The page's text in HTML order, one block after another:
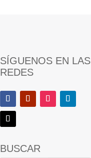
SÍGUENOS EN LAS
REDES
BUSCAR